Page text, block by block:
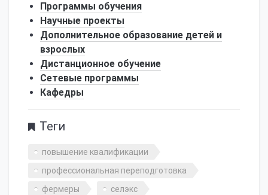
Программы обучения
Научные проекты
Дополнительное образование детей и
взрослых
Дистанционное обучение
Сетевые программы
Кафедры
Теги
повышение квалификации
профессиональная переподготовка
фермеры
селэкс